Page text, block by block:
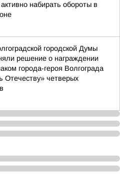
набирать обороты в
городской Думы
решение о награждении
города-героя Волгограда
Отечеству» четверых